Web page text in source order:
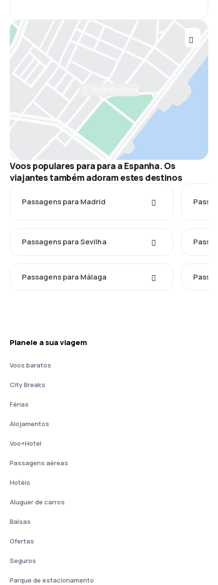
Voos populares para para a Espanha. Os
viajantes também adoram estes destinos
Passagens para Madrid
Passagens para Sevilha
Passagens para Málaga
Planeie a sua viagem
Voos baratos
City Breaks
Férias
Alojamentos
Voo+Hotel
Passagens aéreas
Hotéis
Aluguer de carros
Balsas
Ofertas
Seguros
Parque de estacionamento